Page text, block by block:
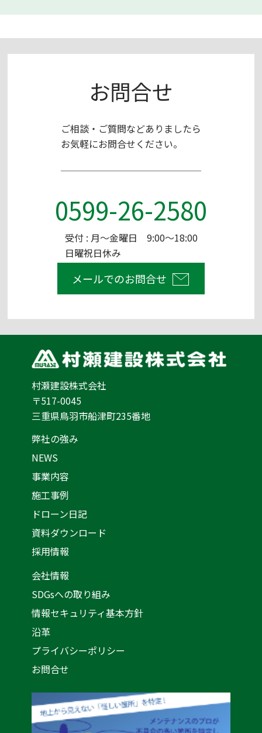
お問合せ
ご相談・ご質問などありましたら
お気軽にお問合せください。
0599-26-2580
受付 : 月～金曜日 9:00～18:00
日曜祝日休み
メールでのお問合せ
村瀬建設株式会社
〒517-0045
三重県鳥羽市船津町235番地
弊社の強み
NEWS
事業内容
施工事例
ドローン日記
資料ダウンロード
採用情報
会社情報
SDGsへの取り組み
情報セキュリティ基本方針
沿革
プライバシーポリシー
お問合せ